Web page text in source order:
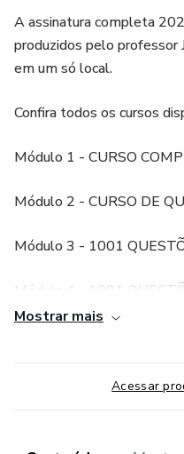
A assinatura completa
produzidos pelo professor
em um só local.
Confira todos os cursos
Módulo 1 - CURSO
Módulo 2 - CURSO DE
Módulo 3 - 1001
Módulo 4 - 1001
Módulo 6 - 1001
Mostrar mais
Acessar